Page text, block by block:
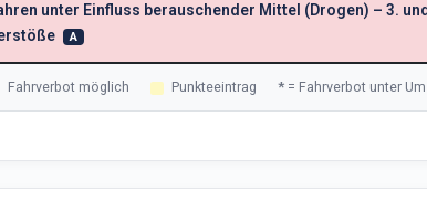
unter Einfluss berauschender Mittel (Drogen) – 3.
A
Fahrverbot möglich Punkteeintrag *= Fahrverbot unter